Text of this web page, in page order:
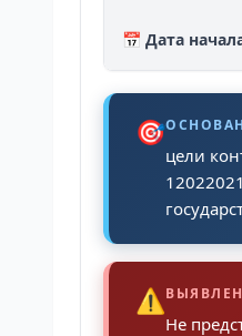
📅 Дата
🎯
цели
⚠️
Не